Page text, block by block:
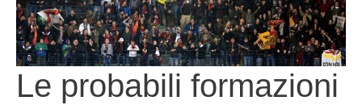
Le probabili formazioni